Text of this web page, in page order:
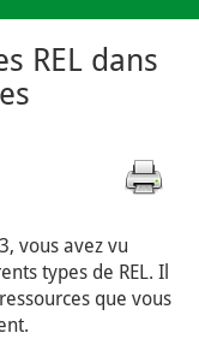
REL dans
vous avez vu
types de REL. Il
que vous